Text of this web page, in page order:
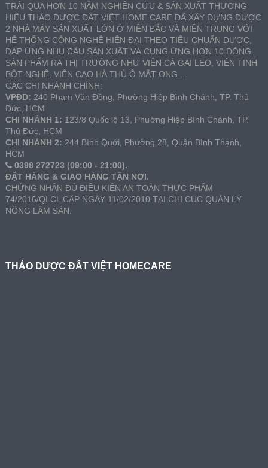
TRẢI QUA HƠN 10 NĂM NGHIÊN CỨU & SẢN XUẤT THƯƠNG
HIỆU THẢO DƯỢC ĐẤT VIỆT HOME CARE ĐÃ XÂY DỰNG ĐƯỢC
2 NHÀ MÁY SẢN XUẤT LỚN Ở MIỀN BẮC VÀ MIỀN TRUNG VỚI
HỆ THỐNG CÔNG NGHỆ HIỆN ĐẠI THEO TIÊU CHUẨN DƯỢC,
ĐÁP ỨNG NHU CẦU SẢN XUẤT VÀ CUNG ỨNG HƠN 10 DÒNG
SẢN PHẨM RA THỊ TRƯỜNG NHƯ VIÊN CÀ GAI LEO, VIÊN TINH
BỘT NGHỆ, VIÊN CAO HÀ THỦ Ô MẬT ONG ...
CÁC CHI NHÁNH CHÍNH:
VPĐD: 240 Phạm Văn Đồng, Phường Hiệp Bình Chánh, TP. Thủ
Đức, HCM
CHI NHÁNH 1: 123/8 Quốc lộ 13, Phường Hiệp Bình Chánh, TP.
Thủ Đức, HCM
CHI NHÁNH 2: 244 Bình Quới, Phường 28, Quận Bình Thạnh,
HCM
0398 272723 (09:00 - 21:00).
ĐẶT HÀNG & GIAO HÀNG TẬN NƠI.
CHỨNG NHẬN ĐỦ ĐIỀU KIỆN AN TOÀN THỰC PHẨM
74/2016/QLCL CẤP NGÀY 11/02/2010 TẠI CHI CỤC QUẢN LÝ
NÔNG LÂM SẢN.
THẢO DƯỢC ĐẤT VIỆT HOMECARE